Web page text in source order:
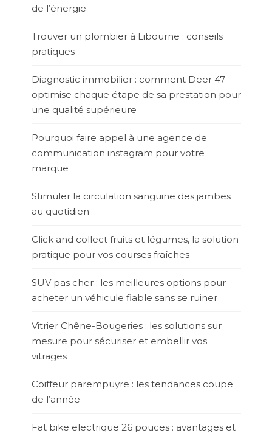
de l’énergie
Trouver un plombier à Libourne : conseils
pratiques
Diagnostic immobilier : comment Deer 47
optimise chaque étape de sa prestation pour
une qualité supérieure
Pourquoi faire appel à une agence de
communication instagram pour votre
marque
Stimuler la circulation sanguine des jambes
au quotidien
Click and collect fruits et légumes, la solution
pratique pour vos courses fraîches
SUV pas cher : les meilleures options pour
acheter un véhicule fiable sans se ruiner
Vitrier Chêne-Bougeries : les solutions sur
mesure pour sécuriser et embellir vos
vitrages
Coiffeur parempuyre : les tendances coupe
de l’année
Fat bike electrique 26 pouces : avantages et